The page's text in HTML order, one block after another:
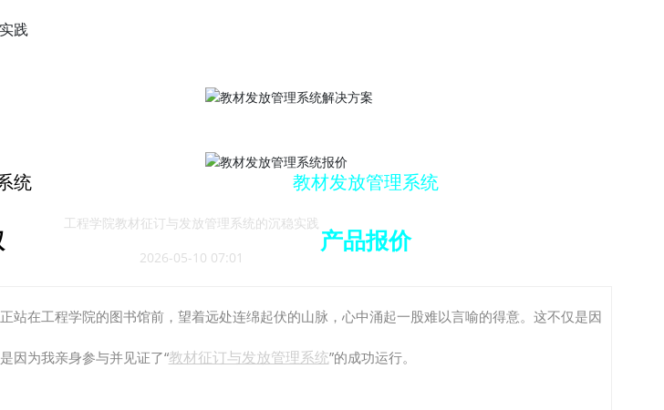
践
解决方案下载
统 教材发放管理系统
产品报价
工程学院教材征订与发放管理系统的沉稳实践
2026-05-10 07:01
站在工程学院的图书馆前，望着远处连绵起伏的山脉，心中涌起一股难以言喻的得意。这不仅是因
因为我亲身参与并见证了“教材征订与发放管理系统”的成功运行。